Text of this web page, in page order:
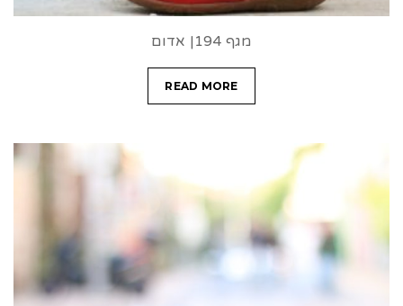
מגף 194| אדום
READ MORE